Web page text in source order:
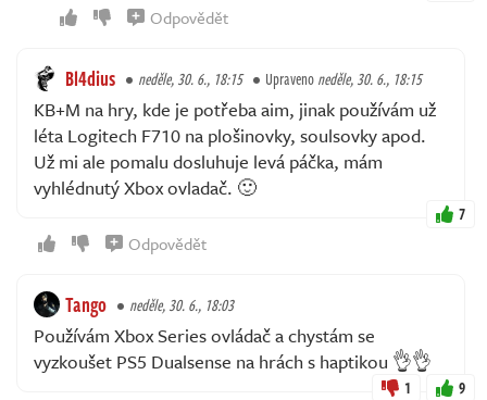
Odpovědět
Bl4dius neděle, 30. 6., 18:15 Upravenoneděle, 30. 6., 18:15
KB+M na hry, kde je potřeba aim, jinak používám už
léta Logitech F710 na plošinovky, soulsovky apod.
Už mi ale pomalu dosluhuje levá páčka, mám
vyhlédnutý Xbox ovladač. 🙂
7
Odpovědět
Tango neděle, 30. 6., 18:03
Používám Xbox Series ovládač a chystám se
vyzkoušet PS5 Dualsense na hrách s haptikou 👌👌
1 9